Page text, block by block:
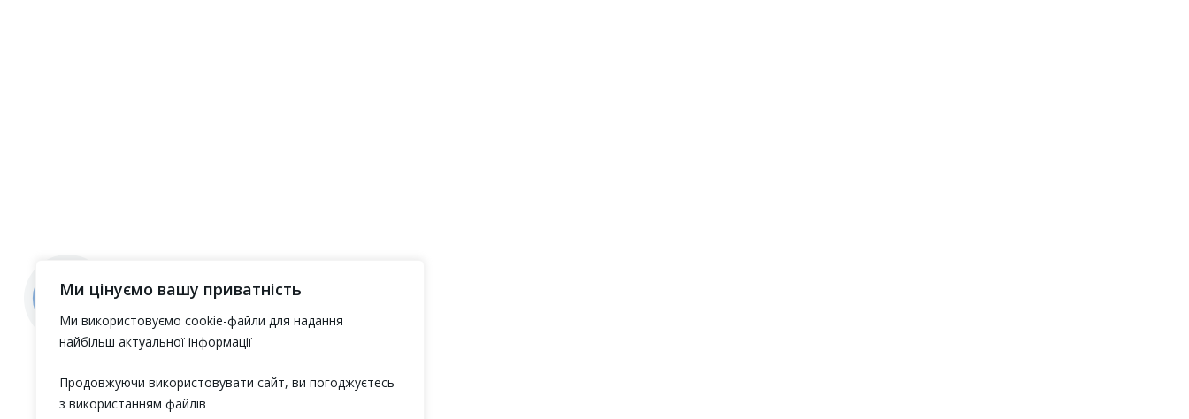
Ми цінуємо вашу приватність
Ми використовуємо cookie-файли для надання
найбільш актуальної інформації
Продовжуючи використовувати сайт, ви погоджуєтесь
з використанням файлів
КНОПКА